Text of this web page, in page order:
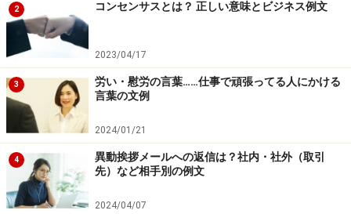
場でお店と相談してもよいでしょう。上司や新入社員に
は、苦手なもの・食べられないものを事前に聞くことも
忘れずに。お店によっては、予算に応じて、お料理の内
容を変更してくれたり、人数次第で特別な金額設定をす
るなど、臨機応変に対応してくれるところもあります。
予算は飲みもの込みで大体5000円ぐらいが安心して出せ
る金額でしょう。不安な場合は先輩に相談してみるとい
いですね。開始時間は、終業時間と移動時間を考慮した
上で早めの時間に設定しましょう。
2 コンセンサスとは？ 正しい意味とビジネス例文
2023/04/17
3
労い・慰労の言葉……仕事で頑張ってる人にかける
言葉の文例
2024/01/21
4
異動挨拶メールへの返信は？社内・社外（取引
先）など相手別の例文
2024/04/07